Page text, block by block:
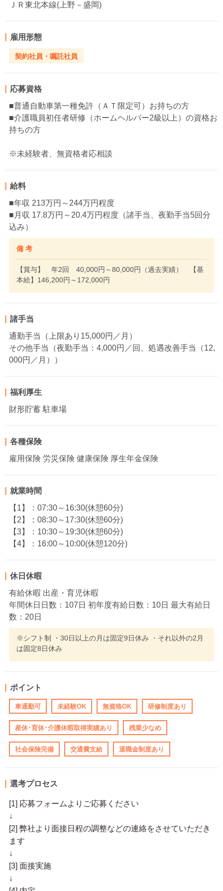
ＪＲ東北本線(上野－盛岡)
雇用形態
契約社員・嘱託社員
応募資格
■普通自動車第一種免許（ＡＴ限定可）お持ちの方
■介護職員初任者研修（ホームヘルパー2級以上）の資格お
持ちの方
※未経験者、無資格者応相談
給料
■年収 213万円～244万円程度
■月収 17.8万円～20.4万円程度（諸手当、夜勤手当5回分
込み）
備 考
【賞与】 年2回 40,000円～80,000円（過去実績） 【基
本給】146,200円～172,000円
諸手当
通勤手当（上限あり15,000円／月）
その他手当（夜勤手当：4,000円／回、処遇改善手当（12,
000円／月））
福利厚生
財形貯蓄 駐車場
各種保険
雇用保険 労災保険 健康保険 厚生年金保険
就業時間
【1】：07:30～16:30(休憩60分)
【2】：08:30～17:30(休憩60分)
【3】：10:30～19:30(休憩60分)
【4】：16:00～10:00(休憩120分)
休日休暇
有給休暇 出産・育児休暇
年間休日日数：107日 初年度有給日数：10日 最大有給日
数：20日
※シフト制 ・30日以上の月は固定9日休み ・それ以外の2月
は固定8日休み
ポイント
車通勤可 未経験OK 無資格OK 研修制度あり
産休･育休･介護休暇取得実績あり 残業少なめ
社会保険完備 交通費支給 退職金制度あり
選考プロセス
[1] 応募フォームよりご応募ください
↓
[2] 弊社より面接日程の調整などの連絡をさせていただき
ます
↓
[3] 面接実施
↓